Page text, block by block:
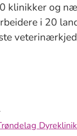
klinikker og
i 20